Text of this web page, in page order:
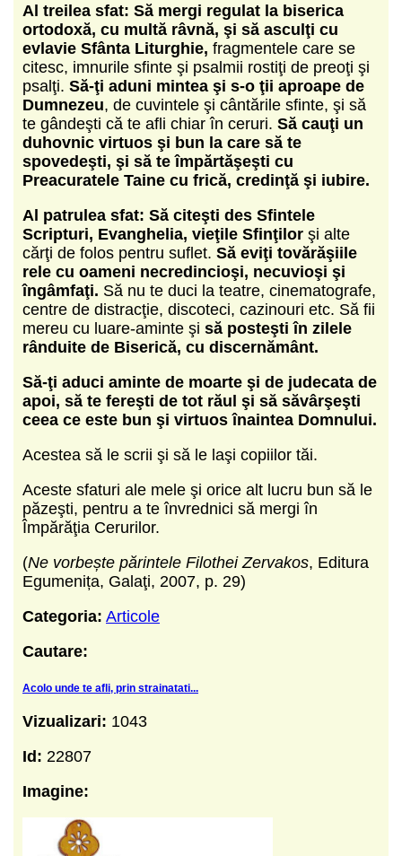
Al treilea sfat: Să mergi regulat la biserica
ortodoxă, cu multă râvnă, şi să asculţi cu
evlavie Sfânta Liturghie, fragmentele care se
citesc, imnurile sfinte şi psalmii rostiţi de preoţi şi
psalţi. Să-ţi aduni mintea şi s-o ţii aproape de
Dumnezeu, de cuvintele şi cântările sfinte, şi să
te gândeşti că te afli chiar în ceruri. Să cauţi un
duhovnic virtuos şi bun la care să te
spovedeşti, şi să te împărtăşeşti cu
Preacuratele Taine cu frică, credinţă şi iubire.
Al patrulea sfat: Să citeşti des Sfintele
Scripturi, Evanghelia, vieţile Sfinţilor şi alte
cărţi de folos pentru suflet. Să eviţi tovărăşiile
rele cu oameni necredincioşi, necuvioşi şi
îngâmfaţi. Să nu te duci la teatre, cinematografe,
centre de distracţie, discoteci, cazinouri etc. Să fii
mereu cu luare-aminte şi să posteşti în zilele
rânduite de Biserică, cu discernământ.
Să-ţi aduci aminte de moarte şi de judecata de
apoi, să te fereşti de tot răul şi să săvârşeşti
ceea ce este bun şi virtuos înaintea Domnului.
Acestea să le scrii şi să le laşi copiilor tăi.
Aceste sfaturi ale mele şi orice alt lucru bun să le
păzeşti, pentru a te învrednici să mergi în
Împărăţia Cerurilor.
(Ne vorbește părintele Filothei Zervakos, Editura
Egumenița, Galaţi, 2007, p. 29)
Categoria: Articole
Cautare:
Acolo unde te afli, prin strainatati...
Vizualizari: 1043
Id: 22807
Imagine: